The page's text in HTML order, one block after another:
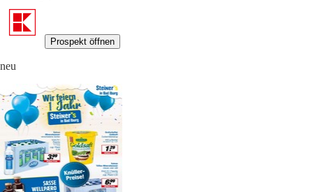
Prospekt öffnen
neu